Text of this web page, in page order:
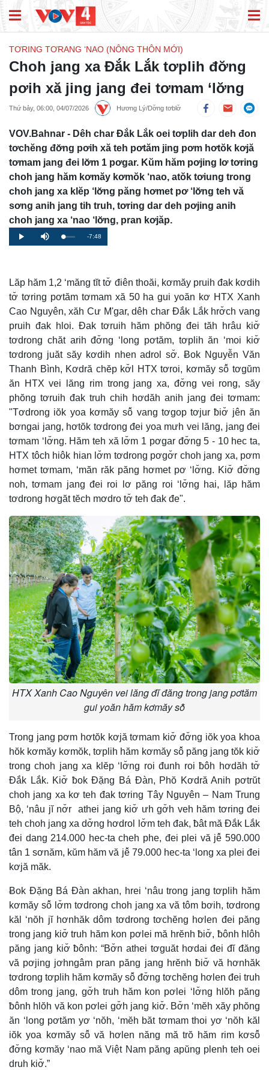
TƠRING TƠRANG ‘NAO (NÔNG THÔN MỚI)
Choh jang xa Đắk Lắk tơplih đơ̆ng
pơih xă jing jang đei tơmam ‘lơ̆ng
Thứ bảy, 06:00, 04/07/2026 Hương Lý/Dơ̆ng tơblơ̆
VOV.Bahnar - Dêh char Đắk Lắk oei tơplih dar deh đon
tơchĕng đơ̆ng pơih xă teh pơtăm jing pơm hơtŏk kơjă
tơmam jang đei lơ̆m 1 pơgar. Kŭm hăm pơjing lơ tơring
choh jang hăm kơmăy kơmŏk ‘nao, atŏk tơiung trong
choh jang xa klĕp ‘lơ̆ng păng hơmet pơ ‘lơ̆ng teh vă
sơng anih jang tih truh, tơring dar deh pơjing anih
choh jang xa ‘nao ‘lơ̆ng, pran kơjăp.
Play Mute Loaded
0%
Progress
0%
Remaining
-7:48
Lăp hăm 1,2 ‘măng tĭt tơ̆ điên thoăi, kơmăy pruih đak kơdih
tơ̆ tơring pơtăm tơmam xă 50 ha gui yoăn kơ HTX Xanh
Cao Nguyên, xăh Cư M'gar, dêh char Đắk Lắk hrơ̆ch vang
pruih đak hloi. Đak tơruih hăm phŏng đei tăh hrâu kiơ̆
tơdrong chăt arih đơ̆ng ‘long pơtăm, tơplih ăn ‘moi kiơ̆
tơdrong juăt săy kơdih nhen adrol sơ̆. Ƀok Nguyễn Văn
Thanh Bình, Kơdră chĕp kơ̆l HTX tơroi, kơmăy sô̆ tơgŭm
ăn HTX vei lăng rim trong jang xa, đơ̆ng vei rong, săy
phŏng tơruih đak truh chih hơdăh anih jang đei tơmam:
"Tơdrong iŏk yoa kơmăy sô̆ vang tơgop tơjur ƀiơ̆ jên ăn
bơngai jang, hơtŏk tơdrong đei yoa mưh vei lăng, jang đei
tơmam ‘lơ̆ng. Hăm teh xă lơ̆m 1 pơgar đơ̆ng 5 - 10 hec ta,
HTX tôch hiôk hian lơ̆m tơdrong pơgơ̆r choh jang xa, pơm
hơmet tơmam, ‘măn răk păng hơmet pơ ‘lơ̆ng. Kiơ̆ đơ̆ng
noh, tơmam jang đei roi lơ păng roi ‘lơ̆ng hai, lăp hăm
tơdrong hơgăt tĕch mơdro tơ̆ teh đak đe".
HTX Xanh Cao Nguyên vei lăng đĭ đăng trong jang pơtăm
gui yoăn hăm kơmăy sô̆
Trong jang pơm hơtŏk kơjă tơmam kiơ̆ đơ̆ng iŏk yoa khoa
hŏk kơmăy kơmŏk, tơplih hăm kơmăy sô̆ păng jang tŏk kiơ̆
trong choh jang xa klĕp ‘lơ̆ng roi đunh roi ƀôh hơdăh tơ̆
Đắk Lắk. Kiơ̆ ƀok Đặng Bá Đàn, Phŏ Kơdră Anih pơtrŭt
choh jang xa kơ teh đak tơring Tây Nguyên – Nam Trung
Bộ, ‘nâu jĭ nơ̆r athei jang kiơ̆ ưh gơ̆h veh hăm tơring đei
teh choh jang xa dơ̆ng hơdrol lơ̆m teh đak, ƀât mă Đắk Lắk
đei dang 214.000 hec-ta cheh phe, đei plei vă jê̆ 590.000
tân 1 sơnăm, kŭm hăm vă jê̆ 79.000 hec-ta ‘long xa plei đei
kơjă măk.
Ƀok Đặng Bá Đàn akhan, hrei ‘nâu trong jang tơplih hăm
kơmăy sô̆ lơ̆m tơdrong choh jang xa vă tôm bơih, tơdrong
kăl ‘nŏh jĭ hơnhăk dôm tơdrong tơchĕng hơlen đei păng
trong jang kiơ̆ truh hăm kon pơlei mă hrĕnh ƀiơ̆, ƀônh hlôh
păng jang kiơ̆ ƀônh: “Bơ̆n athei tơguăt hơdai đei đĭ đăng
vă pơjing jơhngâm pran păng jang hrĕnh ƀiơ̆ vă hơnhăk
tơdrong tơplih hăm kơmăy sô̆ đơ̆ng tơchĕng hơlen đei truh
dôm trong jang, gơ̆h truh hăm kon pơlei ‘lơ̆ng hlŏh păng
ƀônh hlŏh vă kon pơlei gơ̆h jang kiơ̆. Bơ̆n ‘mĕh xăy phŏng
ăn ‘long pơtăm yơ ‘nŏh, ‘mĕh băt tơmam thoi yơ ‘nŏh kăl
iŏk yoa kơmăy sô̆ vă hơlen năng mă trŏ hăm rim kơsô̆
đơ̆ng kơmăy ‘nao mă Việt Nam păng apŭng plenh teh oei
druh kiơ̆.”